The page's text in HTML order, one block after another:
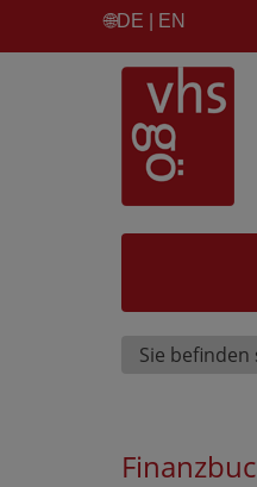
🌐DE | EN
Sie befinden